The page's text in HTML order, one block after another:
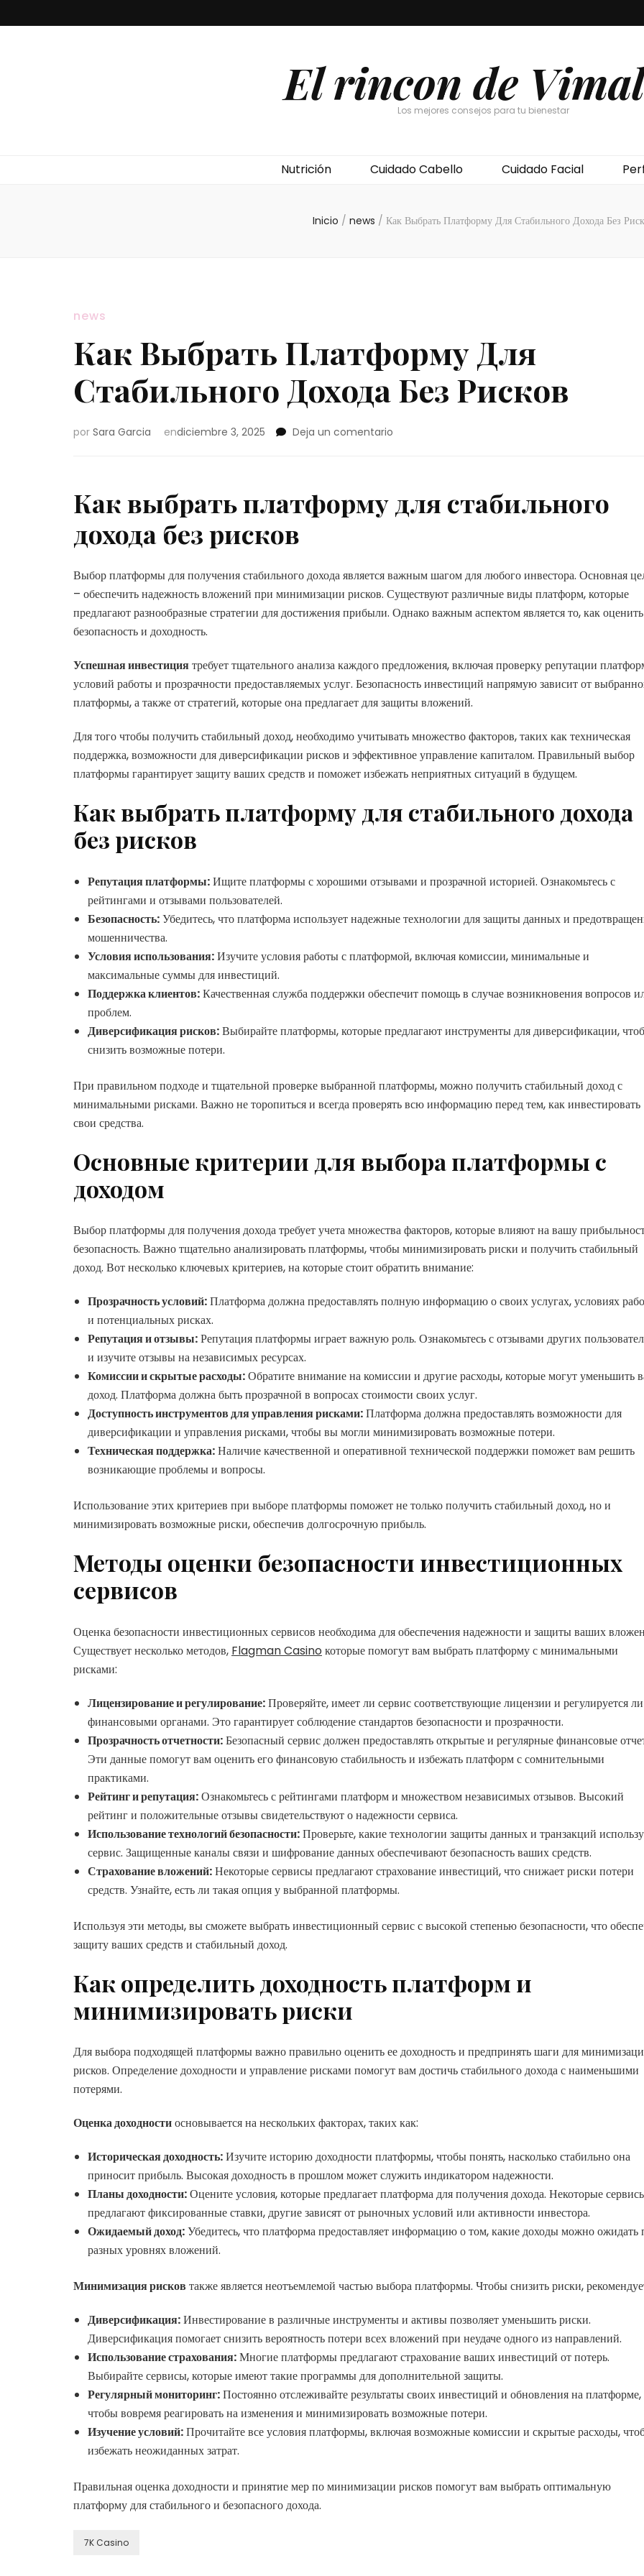
El rincon de
Los mejores consejos para tu bienestar
Nutrición Cuidado Cabello Cuidado Facial
Inicio / news / Как Выбрать Платформу Для Стабильного Дохода Без
news
Как Выбрать Платформу Для
Стабильного Дохода Без Рисков
por Sara Garcia endiciembre 3, 2025 Deja un comentario
Стабильного
Дохода
Как выбрать платформу для стабильного
дохода без рисков
Выбор платформы для получения стабильного дохода является важным шагом для любого инвестора. Основная
– обеспечить надежность вложений при минимизации рисков. Существуют различные виды платформ, которые
предлагают разнообразные стратегии для достижения прибыли. Однако важным аспектом является то, как
безопасность и доходность.
Успешная инвестициятребует тщательного анализа каждого предложения, включая проверку репутации
условий работы и прозрачности предоставляемых услуг. Безопасность инвестиций напрямую зависит от
платформы, а также от стратегий, которые она предлагает для защиты вложений.
Для того чтобы получить стабильный доход, необходимо учитывать множество факторов, таких как техническая
поддержка, возможности для диверсификации рисков и эффективное управление капиталом. Правильный выбор
платформы гарантирует защиту ваших средств и поможет избежать неприятных ситуаций в будущем.
Как выбрать платформу для стабильного дохода
без рисков
Репутация платформы:Ищите платформы с хорошими отзывами и прозрачной историей. Ознакомьтесь с
рейтингами и отзывами пользователей.
Безопасность:Убедитесь, что платформа использует надежные технологии для защиты данных и
мошенничества.
Условия использования:Изучите условия работы с платформой, включая комиссии, минимальные и
максимальные суммы для инвестиций.
Поддержка клиентов:Качественная служба поддержки обеспечит помощь в случае возникновения вопросов
проблем.
Диверсификация рисков:Выбирайте платформы, которые предлагают инструменты для диверсификации,
снизить возможные потери.
При правильном подходе и тщательной проверке выбранной платформы, можно получить стабильный доход с
минимальными рисками. Важно не торопиться и всегда проверять всю информацию перед тем, как инвестировать
свои средства.
Основные критерии для выбора платформы с
доходом
Выбор платформы для получения дохода требует учета множества факторов, которые влияют на вашу
безопасность. Важно тщательно анализировать платформы, чтобы минимизировать риски и получить стабильный
доход. Вот несколько ключевых критериев, на которые стоит обратить внимание:
Прозрачность условий:Платформа должна предоставлять полную информацию о своих услугах, условиях
и потенциальных рисках.
Репутация и отзывы:Репутация платформы играет важную роль. Ознакомьтесь с отзывами других
и изучите отзывы на независимых ресурсах.
Комиссии и скрытые расходы:Обратите внимание на комиссии и другие расходы, которые могут уменьшить
доход. Платформа должна быть прозрачной в вопросах стоимости своих услуг.
Доступность инструментов для управления рисками:Платформа должна предоставлять возможности для
диверсификации и управления рисками, чтобы вы могли минимизировать возможные потери.
Техническая поддержка:Наличие качественной и оперативной технической поддержки поможет вам решить
возникающие проблемы и вопросы.
Использование этих критериев при выборе платформы поможет не только получить стабильный доход, но и
минимизировать возможные риски, обеспечив долгосрочную прибыль.
Методы оценки безопасности инвестиционных
сервисов
Оценка безопасности инвестиционных сервисов необходима для обеспечения надежности и защиты ваших
Существует несколько методов, Flagman Casino которые помогут вам выбрать платформу с минимальными
рисками:
Лицензирование и регулирование:Проверяйте, имеет ли сервис соответствующие лицензии и регулируется
финансовыми органами. Это гарантирует соблюдение стандартов безопасности и прозрачности.
Прозрачность отчетности:Безопасный сервис должен предоставлять открытые и регулярные финансовые
Эти данные помогут вам оценить его финансовую стабильность и избежать платформ с сомнительными
практиками.
Рейтинг и репутация:Ознакомьтесь с рейтингами платформ и множеством независимых отзывов. Высокий
рейтинг и положительные отзывы свидетельствуют о надежности сервиса.
Использование технологий безопасности:Проверьте, какие технологии защиты данных и транзакций
сервис. Защищенные каналы связи и шифрование данных обеспечивают безопасность ваших средств.
Страхование вложений:Некоторые сервисы предлагают страхование инвестиций, что снижает риски потери
средств. Узнайте, есть ли такая опция у выбранной платформы.
Используя эти методы, вы сможете выбрать инвестиционный сервис с высокой степенью безопасности, что
защиту ваших средств и стабильный доход.
Как определить доходность платформ и
минимизировать риски
Для выбора подходящей платформы важно правильно оценить ее доходность и предпринять шаги для
рисков. Определение доходности и управление рисками помогут вам достичь стабильного дохода с наименьшими
потерями.
Оценка доходностиосновывается на нескольких факторах, таких как:
Историческая доходность:Изучите историю доходности платформы, чтобы понять, насколько стабильно она
приносит прибыль. Высокая доходность в прошлом может служить индикатором надежности.
Планы доходности:Оцените условия, которые предлагает платформа для получения дохода. Некоторые
предлагают фиксированные ставки, другие зависят от рыночных условий или активности инвестора.
Ожидаемый доход:Убедитесь, что платформа предоставляет информацию о том, какие доходы можно ожидать
разных уровнях вложений.
Минимизация рисков также является неотъемлемой частью выбора платформы. Чтобы снизить риски,
Диверсификация:Инвестирование в различные инструменты и активы позволяет уменьшить риски.
Диверсификация помогает снизить вероятность потери всех вложений при неудаче одного из направлений.
Использование страхования:Многие платформы предлагают страхование ваших инвестиций от потерь.
Выбирайте сервисы, которые имеют такие программы для дополнительной защиты.
Регулярный мониторинг:Постоянно отслеживайте результаты своих инвестиций и обновления на платформе,
чтобы вовремя реагировать на изменения и минимизировать возможные потери.
Изучение условий:Прочитайте все условия платформы, включая возможные комиссии и скрытые расходы,
избежать неожиданных затрат.
Правильная оценка доходности и принятие мер по минимизации рисков помогут вам выбрать оптимальную
платформу для стабильного и безопасного дохода.
7K Casino